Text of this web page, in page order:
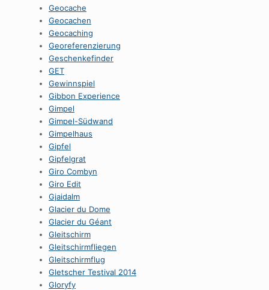
Geocache
Geocachen
Geocaching
Georeferenzierung
Geschenkefinder
GET
Gewinnspiel
Gibbon Experience
Gimpel
Gimpel-Südwand
Gimpelhaus
Gipfel
Gipfelgrat
Giro Combyn
Giro Edit
Gjaidalm
Glacier du Dome
Glacier du Géant
Gleitschirm
Gleitschirmfliegen
Gleitschirmflug
Gletscher Testival 2014
Gloryfy